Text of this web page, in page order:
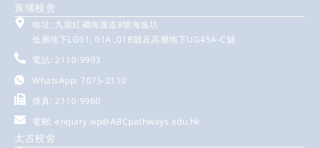
黃埔校舍
地址: 九龍紅磡海逸道8號海逸坊
低層地下LG01, 01A ,01B舖及高層地下UG45A-C舖
電話: 2110-9993
WhatsApp: 7075-2110
傳真: 2110-9960
電郵: enquiry.wp@ABCpathways.edu.hk
太古校舍